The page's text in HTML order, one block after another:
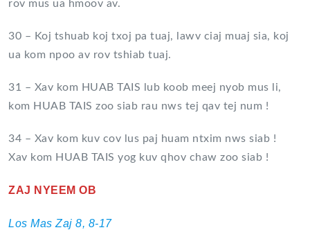
rov mus ua hmoov av.
30 – Koj tshuab koj txoj pa tuaj, lawv ciaj muaj sia, koj
ua kom npoo av rov tshiab tuaj.
31 – Xav kom HUAB TAIS lub koob meej nyob mus li,
kom HUAB TAIS zoo siab rau nws tej qav tej num !
34 – Xav kom kuv cov lus paj huam ntxim nws siab !
Xav kom HUAB TAIS yog kuv qhov chaw zoo siab !
ZAJ NYEEM OB
Los Mas Zaj 8, 8-17